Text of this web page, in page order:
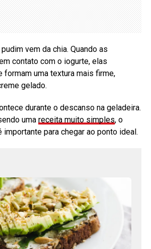
vem da chia. Quando as
contato com o iogurte, elas
formam uma textura mais firme,
gelado.
durante o descanso na geladeira.
uma receita muito simples, o
para chegar ao ponto ideal.